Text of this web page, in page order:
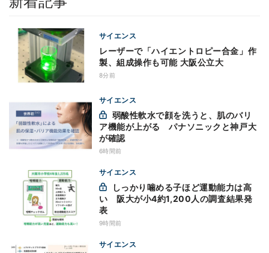
サイエンス
レーザーで「ハイエントロピー合金」作
製、組成操作も可能 大阪公立大
8分前
サイエンス
ア機能が上がる パナソニックと神戸大
が確認
6時間前
サイエンス
い 阪大が小4約1,200人の調査結果発
表
9時間前
サイエンス